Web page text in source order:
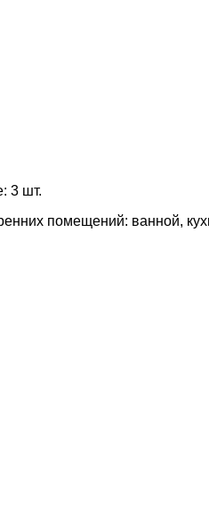
3 шт.
помещений: ванной,